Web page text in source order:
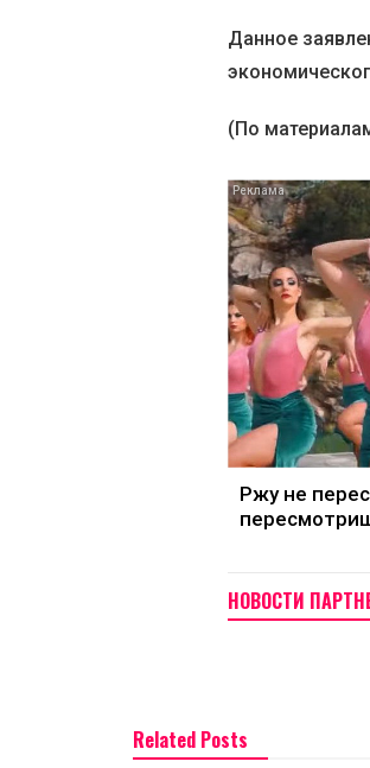
Данное
(По
Ржу не
НОВОСТИ
Related Posts